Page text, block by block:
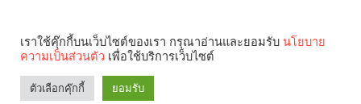
เราใช้คุ๊กกี้บนเว็บไซต์ของเรา กรุณาอ่านและยอมรับ นโยบาย
ความเป็นส่วนตัว เพื่อใช้บริการเว็บไซต์
ตัวเลือกคุ๊กกี้ ยอมรับ